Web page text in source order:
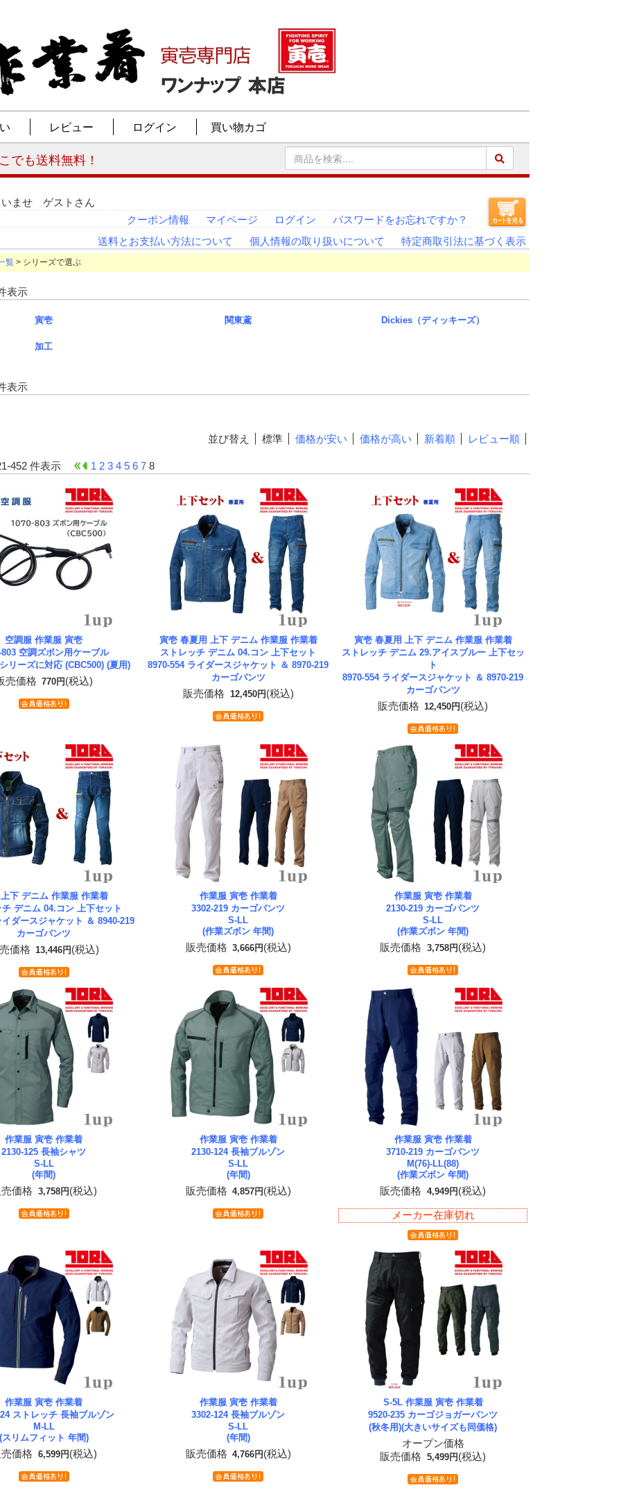
いませ ゲストさん
クーポン情報
マイページ ログイン
パスワードをお忘れですか？
送料とお支払い方法について
個人情報の取り扱いについて 特定商取引法に基づく表示
覧 > シリーズで選ぶ
表示
寅壱 関東鳶 Dickies（ディッキーズ）
加工
表示
並び替え 標準 価格が安い 価格が高い 新着順 レビュー順
452 件表示 1 2 3 4 5 6 7 8
空調服 作業服 寅壱
803 空調ズボン用ケーブル
リーズに対応 (CBC500) (夏用)
売価格 770円 (税込)
寅壱 春夏用 上下 デニム 作業服 作業着
ストレッチ デニム 04.コン 上下セット
8970-554 ライダースジャケット ＆ 8970-219
カーゴパンツ
販売価格 12,450円 (税込)
寅壱 春夏用 上下 デニム 作業服 作業着
ストレッチ デニム 29.アイスブルー 上下セッ
ト
8970-554 ライダースジャケット ＆ 8970-219
カーゴパンツ
販売価格 12,450円 (税込)
下 デニム 作業服 作業着
デニム 04.コン 上下セット
イダースジャケット ＆ 8940-219
カーゴパンツ
価格 13,446円 (税込)
作業服 寅壱 作業着
3302-219 カーゴパンツ
S-LL
(作業ズボン 年間)
販売価格 3,666円 (税込)
作業服 寅壱 作業着
2130-219 カーゴパンツ
S-LL
(作業ズボン 年間)
販売価格 3,758円 (税込)
作業服 寅壱 作業着
2130-125 長袖シャツ
S-LL
(年間)
価格 3,758円 (税込)
作業服 寅壱 作業着
2130-124 長袖ブルゾン
S-LL
(年間)
販売価格 4,857円 (税込)
作業服 寅壱 作業着
3710-219 カーゴパンツ
M(76)-LL(88)
(作業ズボン 年間)
販売価格 4,949円 (税込)
メーカー在庫切れ
作業服 寅壱 作業着
ストレッチ 長袖ブルゾン
M-LL
スリムフィット 年間)
価格 6,599円 (税込)
作業服 寅壱 作業着
3302-124 長袖ブルゾン
S-LL
(年間)
販売価格 4,766円 (税込)
S-5L 作業服 寅壱 作業着
9520-235 カーゴジョガーパンツ
(秋冬用)(大きいサイズも同価格)
オープン価格
販売価格 5,499円 (税込)